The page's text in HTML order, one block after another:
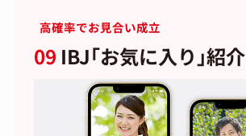
高確率でお見合い成立
09 IBJ｢お気に入り｣紹介